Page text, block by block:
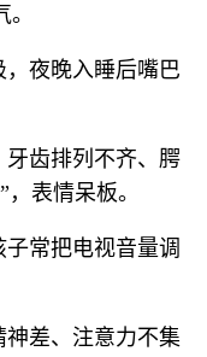
夜晚入睡后嘴巴
齿排列不齐、腭
表情呆板。
常把电视音量调
差、注意力不集